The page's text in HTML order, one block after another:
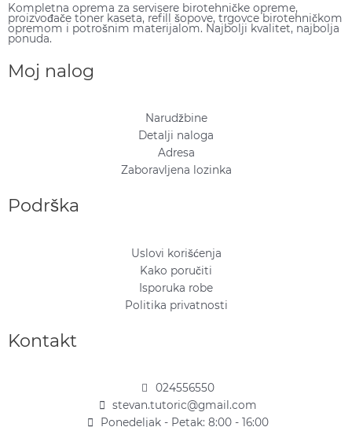
Kompletna oprema za servisere birotehničke opreme,
proizvođače toner kaseta, refill šopove, trgovce birotehničkom
opremom i potrošnim materijalom. Najbolji kvalitet, najbolja
ponuda.
Moj nalog
Narudžbine
Detalji naloga
Adresa
Zaboravljena lozinka
Podrška
Uslovi korišćenja
Kako poručiti
Isporuka robe
Politika privatnosti
Kontakt
024556550
stevan.tutoric@gmail.com
Ponedeljak - Petak: 8:00 - 16:00